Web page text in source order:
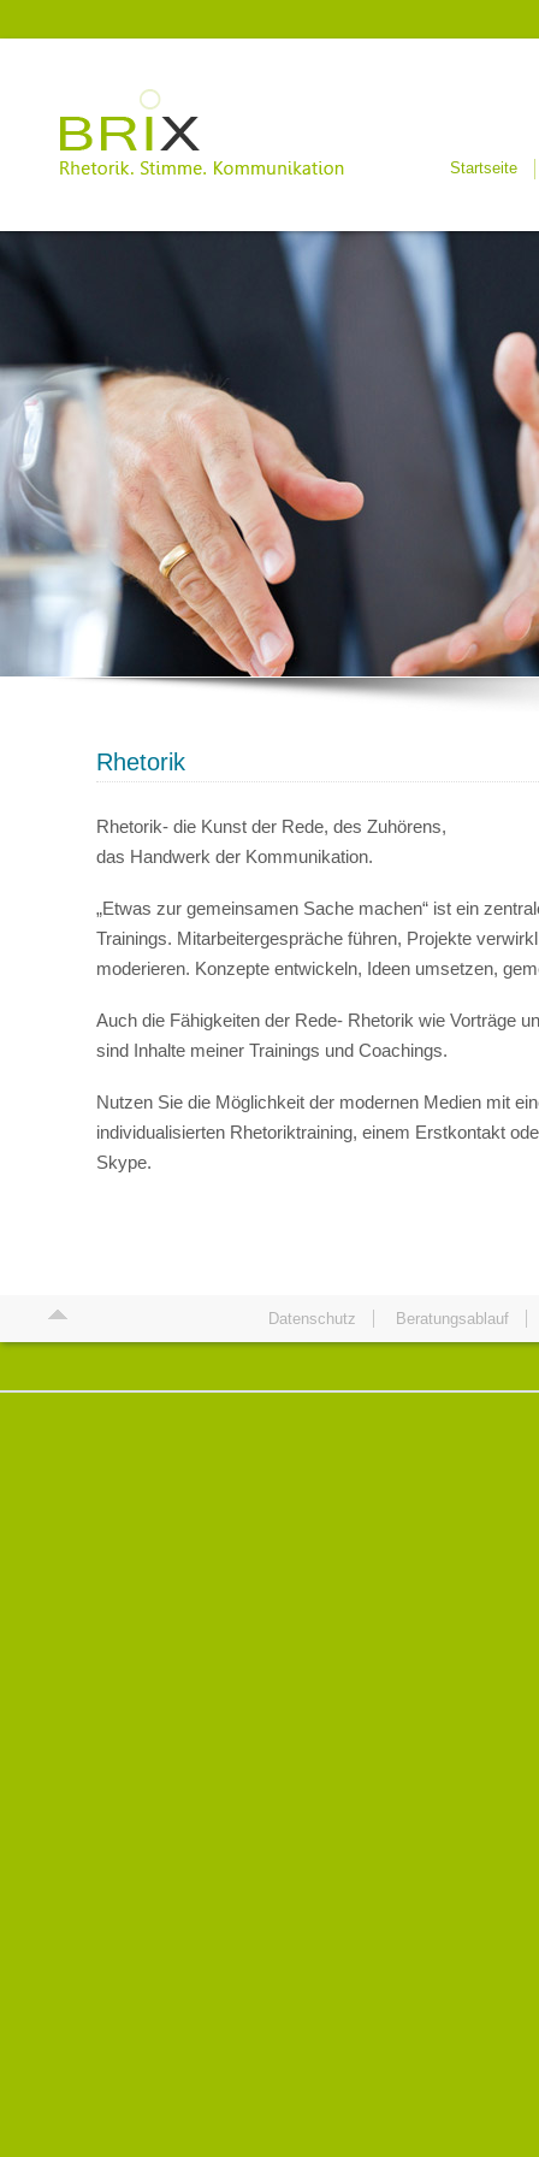
Startseite
Rhetorik
Rhetorik- die Kunst der Rede, des Zuhörens,
das Handwerk der Kommunikation.
„Etwas zur gemeinsamen Sache machen“ ist ein
Trainings. Mitarbeitergespräche führen, Projekte
moderieren. Konzepte entwickeln, Ideen umsetzen,
Auch die Fähigkeiten der Rede- Rhetorik wie Vorträge
sind Inhalte meiner Trainings und Coachings.
Nutzen Sie die Möglichkeit der modernen Medien mit
individualisierten Rhetoriktraining, einem Erstkontakt
Skype.
Datenschutz Beratungsablauf